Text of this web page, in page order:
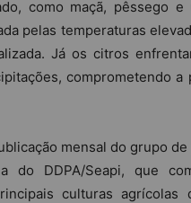
como maçã, pêssego
pelas temperaturas
Já os citros
comprometendo
mensal do grupo
do DDPA/Seapi, que
culturas agrícolas